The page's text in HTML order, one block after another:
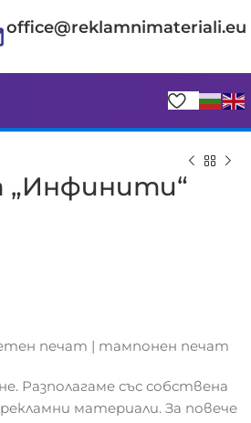
office@reklamnimateriali.eu
„Инфинити“
печат | тампонен печат
Разполагаме със собствена
материали. За повече